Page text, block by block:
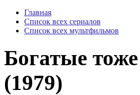
Главная
Список всех сериалов
Список всех мультфильмов
Богатые
(1979)